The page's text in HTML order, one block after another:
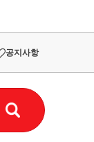
공지사항